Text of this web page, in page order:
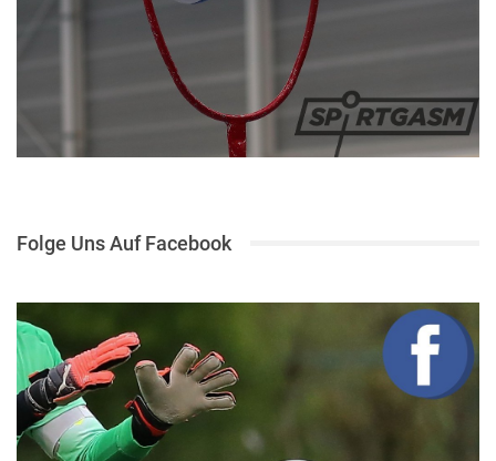
Folge Uns Auf Facebook